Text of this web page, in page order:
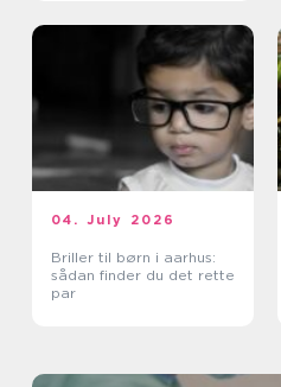
04. July 2026
Briller til børn i aarhus:
sådan finder du det rette
par